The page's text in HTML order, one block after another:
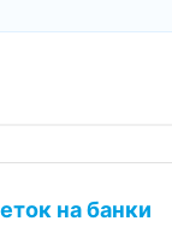
на банки